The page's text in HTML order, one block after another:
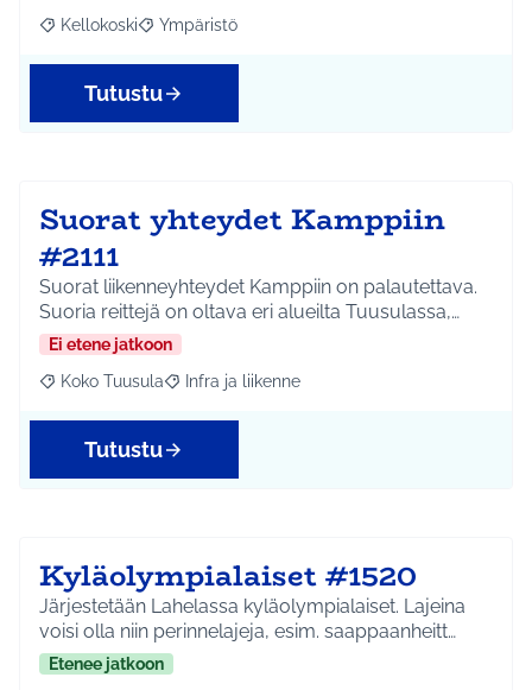
Rajaa tulokset aihepiirin mukaan: Kellokoski
Kellokoski Rajaa tulokset teeman mukaan: Ympäristö
Ympäristö
Tutustu
Suorat yhteydet Kamppiin
#2111
Suorat liikenneyhteydet Kamppiin on palautettava.
Suoria reittejä on oltava eri alueilta Tuusulassa,…
Ei etene jatkoon
Rajaa tulokset aihepiirin mukaan: Koko Tuusula
Koko Tuusula Rajaa tulokset teeman mukaan: Infra ja liikenne
Infra ja liikenne
Tutustu
Kyläolympialaiset #1520
Järjestetään Lahelassa kyläolympialaiset. Lajeina
voisi olla niin perinnelajeja, esim. saappaanheitt…
Etenee jatkoon